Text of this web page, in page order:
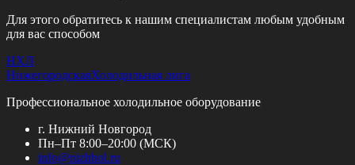
Для этого обратитесь к нашим специалистам любым удобным
для вас способом
НХЛ
НижегородскаяХолодильная лига
Профессиональное холодильное оборудование
г. Нижний Новгород
Пн–Пт 8:00–20:00 (МСК)
info@nizhhol.ru